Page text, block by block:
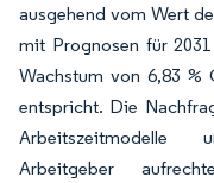
ausgehend vom Wert
mit Prognosen für
Wachstum von 6,83 %
entspricht. Die
Arbeitszeitmodelle
Arbeitgeber